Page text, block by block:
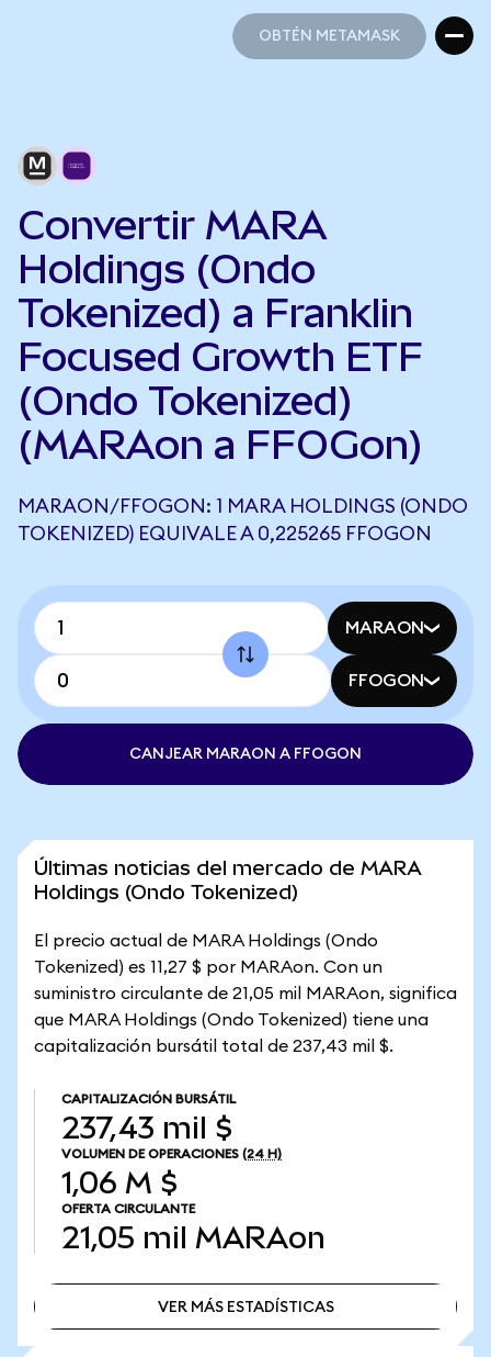
OBTÉN METAMASK
Convertir MARA
Holdings (Ondo
Tokenized) a Franklin
Focused Growth ETF
(Ondo Tokenized)
(MARAon a FFOGon)
MARAON/FFOGON: 1 MARA HOLDINGS (ONDO
TOKENIZED) EQUIVALE A 0,225265 FFOGON
MARAON
FFOGON
CANJEAR MARAON A FFOGON
Últimas noticias del mercado de MARA
Holdings (Ondo Tokenized)
El precio actual de MARA Holdings (Ondo
Tokenized) es 11,27 $ por MARAon. Con un
suministro circulante de 21,05 mil MARAon, significa
que MARA Holdings (Ondo Tokenized) tiene una
capitalización bursátil total de 237,43 mil $.
CAPITALIZACIÓN BURSÁTIL
237,43 mil $
VOLUMEN DE OPERACIONES (24 H)
1,06 M $
OFERTA CIRCULANTE
21,05 mil MARAon
VER MÁS ESTADÍSTICAS